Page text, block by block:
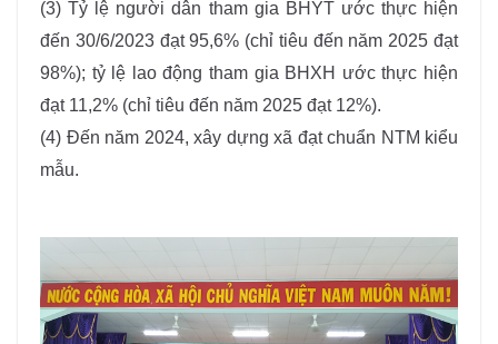
(3)Tỷ lệ người dân tham gia BHYT ước thực hiện
đến 30/6/2023 đạt 95,6% (chỉ tiêu đến năm 2025 đạt
98%); tỷ lệ lao động tham gia BHXH ước thực hiện
đạt 11,2% (chỉ tiêu đến năm 2025 đạt 12%).
(4) Đến năm 2024, xây dựng xã đạt chuẩn NTM kiểu
mẫu.